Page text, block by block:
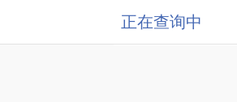
正在查询中